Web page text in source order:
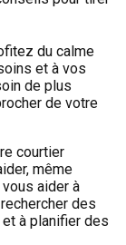
du calme
et à vos
de plus
de votre
courtier
même
aider à
des
à planifier des